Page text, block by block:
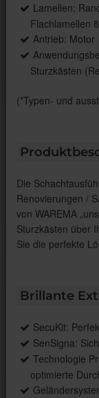
Lamellen:
Flachlamellen
Antrieb: Motor
Sturzkästen
(*Typen- und
Die
Renovierungen /
von WAREMA
Sturzkästen über
Sie die perfekte
Brillante
SecuKit:
SenSigna:
Technologie
optimierte